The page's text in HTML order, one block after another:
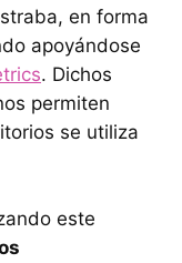
en forma
apoyándose
. Dichos
permiten
se utiliza
este